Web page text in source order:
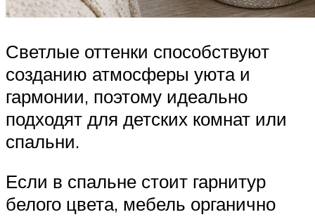
Светлые оттенки способствуют
созданию атмосферы уюта и
гармонии, поэтому идеально
подходят для детских комнат или
спальни.
Если в спальне стоит гарнитур
белого цвета, мебель органично